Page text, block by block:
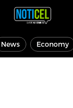
News Economy